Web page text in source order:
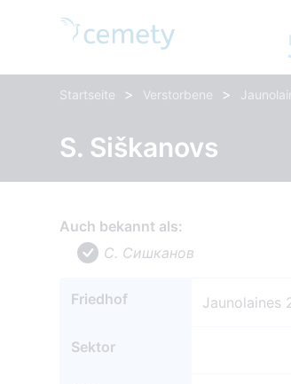
Startseite > Verstorbene >
S. Siškanovs
Auch bekannt als:
С. Сишканов
Friedhof Jaunolaines
Sektor